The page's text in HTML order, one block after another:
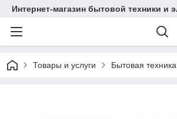
Интернет-магазин бытовой техники и
Товары и услуги Бытовая